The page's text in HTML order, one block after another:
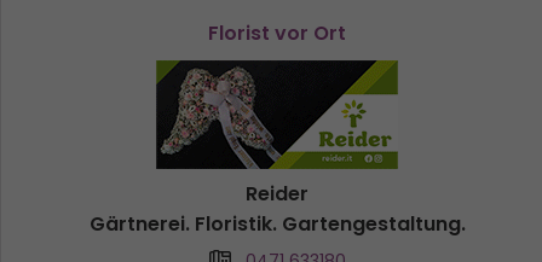
Florist vor Ort
Reider
Gärtnerei. Floristik. Gartengestaltung.